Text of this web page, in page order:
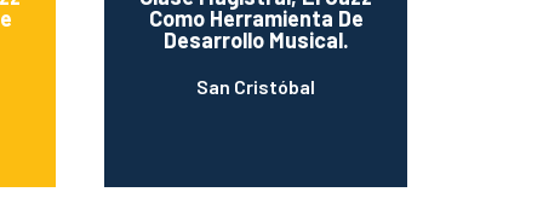
Como Herramienta De
Desarrollo Musical.
San Cristóbal